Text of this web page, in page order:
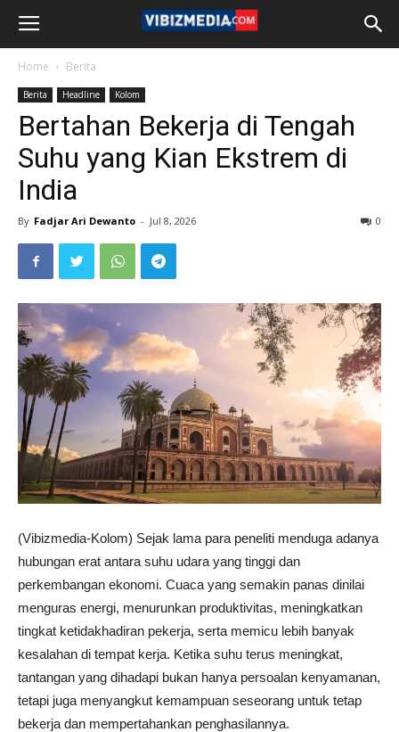
Home Berita
Berita Headline Kolom
Bertahan Bekerja di Tengah
Suhu yang Kian Ekstrem di
India
By Fadjar Ari Dewanto - Jul 8, 2026 0
(Vibizmedia-Kolom) Sejak lama para peneliti menduga adanya
hubungan erat antara suhu udara yang tinggi dan
perkembangan ekonomi. Cuaca yang semakin panas dinilai
menguras energi, menurunkan produktivitas, meningkatkan
tingkat ketidakhadiran pekerja, serta memicu lebih banyak
kesalahan di tempat kerja. Ketika suhu terus meningkat,
tantangan yang dihadapi bukan hanya persoalan kenyamanan,
tetapi juga menyangkut kemampuan seseorang untuk tetap
bekerja dan mempertahankan penghasilannya.